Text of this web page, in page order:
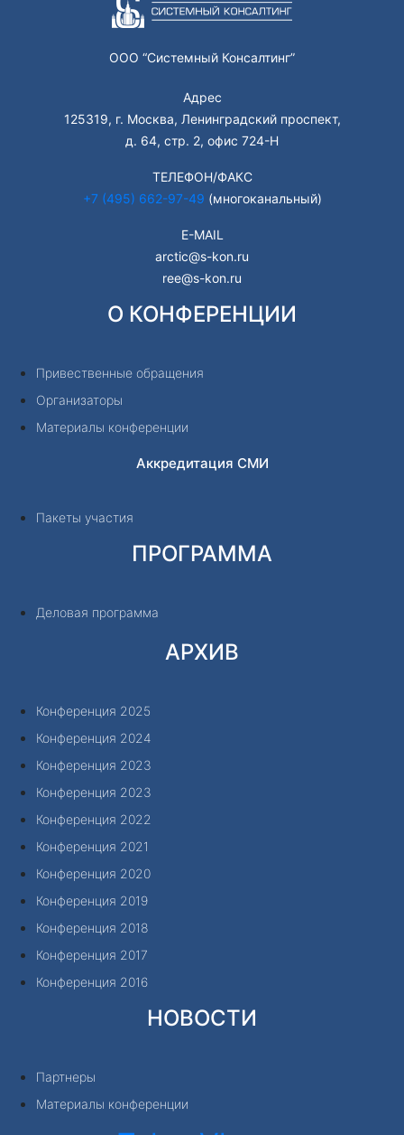
ООО “Системный Консалтинг”
Адрес
125319, г. Москва, Ленинградский проспект,
д. 64, стр. 2, офис 724-Н
ТЕЛЕФОН/ФАКС
+7 (495) 662-97-49 (многоканальный)
E-MAIL
arctic@s-kon.ru
ree@s-kon.ru
О КОНФЕРЕНЦИИ
Привественные обращения
Организаторы
Материалы конференции
Аккредитация СМИ
Пакеты участия
ПРОГРАММА
Деловая программа
АРХИВ
Конференция 2025
Конференция 2024
Конференция 2023
Конференция 2023
Конференция 2022
Конференция 2021
Конференция 2020
Конференция 2019
Конференция 2018
Конференция 2017
Конференция 2016
НОВОСТИ
Партнеры
Материалы конференции